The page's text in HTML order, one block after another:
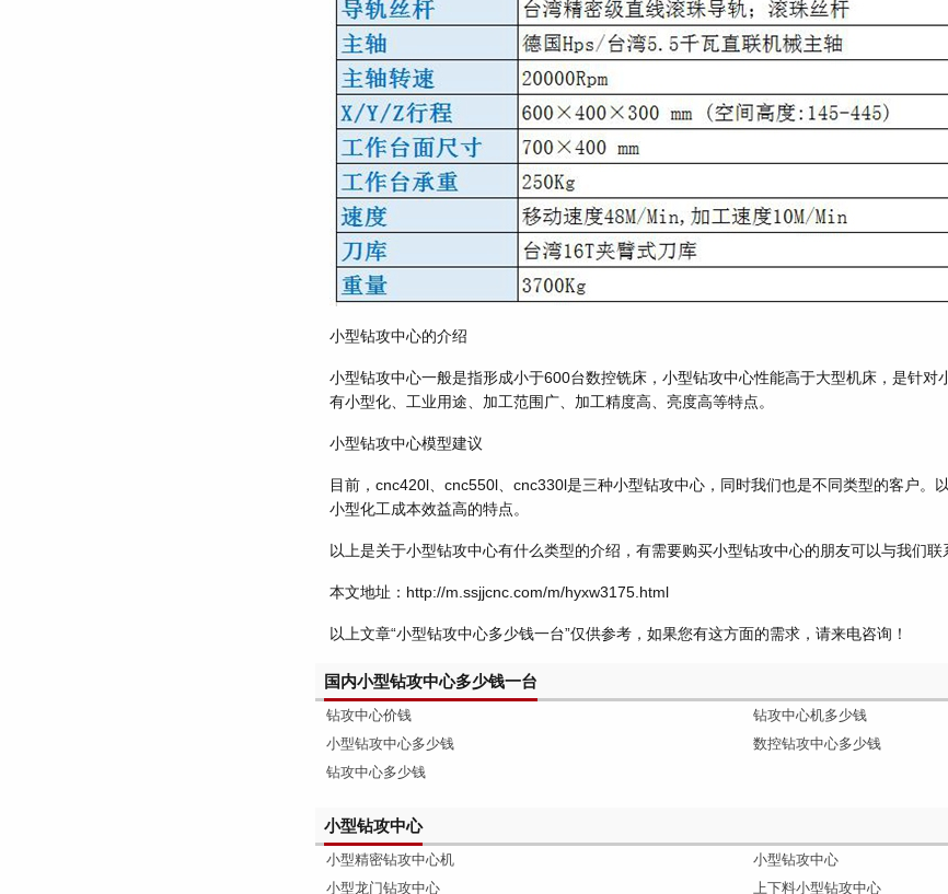
小型钻攻中心的介绍
小型钻攻中心一般是指形成小于600台数控铣床，小型钻攻中心性能高于大型机床，是针对
有小型化、工业用途、加工范围广、加工精度高、亮度高等特点。
小型钻攻中心模型建议
目前，cnc420l、cnc550l、cnc330l是三种小型钻攻中心，同时我们也是不同类型的客户。
小型化工成本效益高的特点。
以上是关于小型钻攻中心有什么类型的介绍，有需要购买小型钻攻中心的朋友可以与我们联
本文地址：http://m.ssjjcnc.com/m/hyxw3175.html
以上文章“小型钻攻中心多少钱一台”仅供参考，如果您有这方面的需求，请来电咨询！
国内小型钻攻中心多少钱一台
钻攻中心价钱
小型钻攻中心多少钱
钻攻中心多少钱
钻攻中心机多少钱
数控钻攻中心多少钱
小型钻攻中心
小型精密钻攻中心机
小型龙门钻攻中心
小型钻攻中心
上下料小型钻攻中心